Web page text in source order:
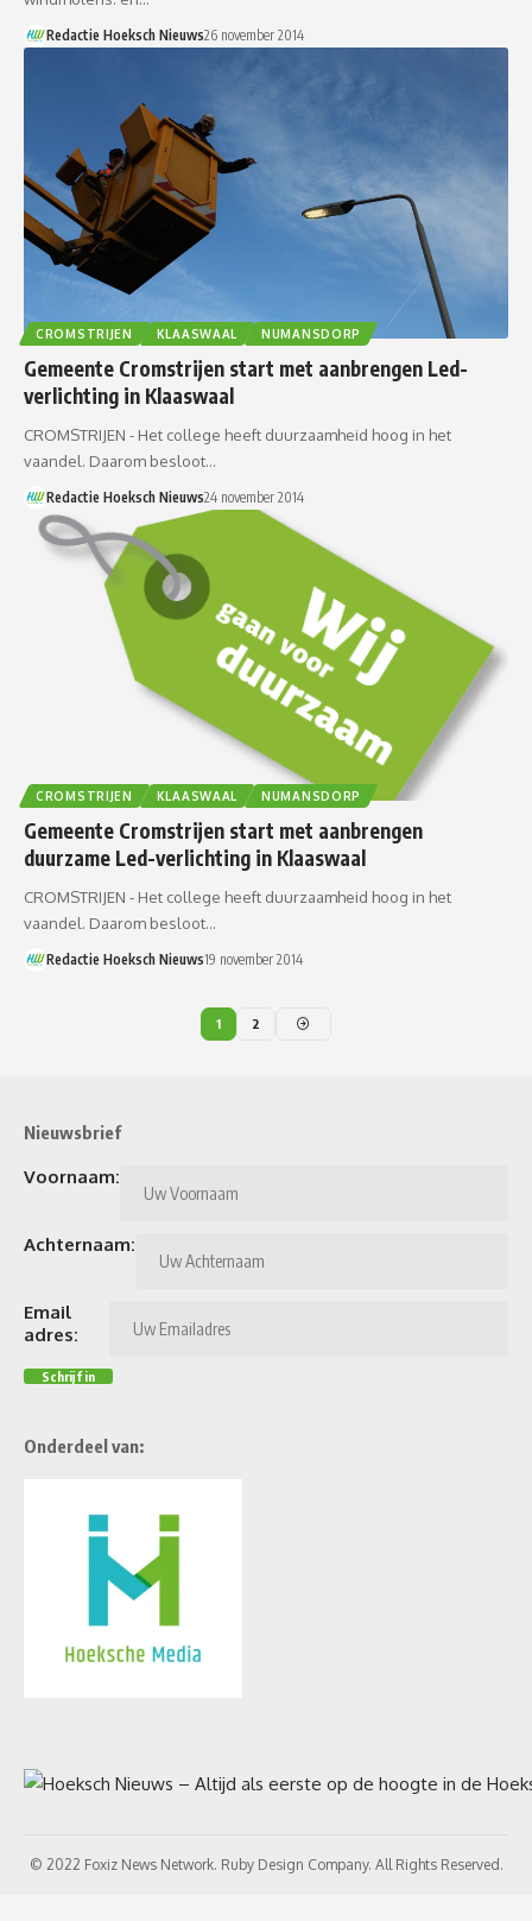
Redactie Hoeksch Nieuws26 november 2014
CROMSTRIJEN KLAASWAAL NUMANSDORP
Gemeente Cromstrijen start met aanbrengen Led-
verlichting in Klaaswaal
CROMSTRIJEN - Het college heeft duurzaamheid hoog in het
vaandel. Daarom besloot…
Redactie Hoeksch Nieuws24 november 2014
CROMSTRIJEN KLAASWAAL NUMANSDORP
Gemeente Cromstrijen start met aanbrengen
duurzame Led-verlichting in Klaaswaal
CROMSTRIJEN - Het college heeft duurzaamheid hoog in het
vaandel. Daarom besloot…
Redactie Hoeksch Nieuws19 november 2014
1 2
Nieuwsbrief
Voornaam:
Achternaam:
Email
adres:
Onderdeel van:
© 2022 Foxiz News Network. Ruby Design Company. All Rights Reserved.